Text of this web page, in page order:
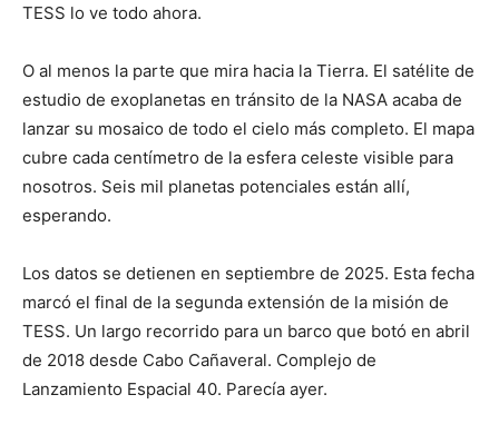
TESS lo ve todo ahora.
O al menos la parte que mira hacia la Tierra. El satélite de
estudio de exoplanetas en tránsito de la NASA acaba de
lanzar su mosaico de todo el cielo más completo. El mapa
cubre cada centímetro de la esfera celeste visible para
nosotros. Seis mil planetas potenciales están allí,
esperando.
Los datos se detienen en septiembre de 2025. Esta fecha
marcó el final de la segunda extensión de la misión de
TESS. Un largo recorrido para un barco que botó en abril
de 2018 desde Cabo Cañaveral. Complejo de
Lanzamiento Espacial 40. Parecía ayer.